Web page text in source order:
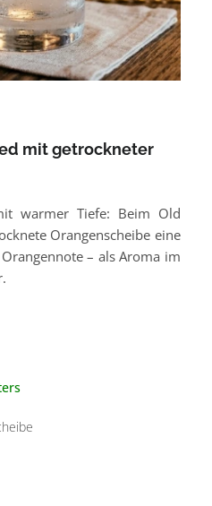
mit getrockneter
warmer Tiefe: Beim Old
Orangenscheibe eine
– als Aroma im